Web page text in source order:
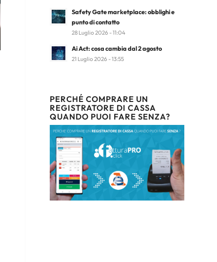
Safety Gate marketplace: obblighi e
punto di contatto
28 Luglio 2026 - 11:04
Ai Act: cosa cambia dal 2 agosto
21 Luglio 2026 - 13:55
PERCHÉ COMPRARE UN
REGISTRATORE DI CASSA
QUANDO PUOI FARE SENZA?